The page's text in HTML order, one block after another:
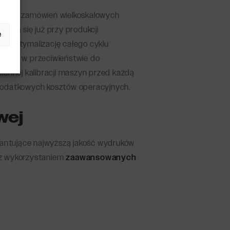
zamówień wielkoskalowych
się już przy produkcji
optymalizację całego cyklu
– w przeciwieństwie do
kalibracji maszyn przed każdą
kosztów operacyjnych.
najwyższą jakość wydruków
wykorzystaniemzaawansowanych